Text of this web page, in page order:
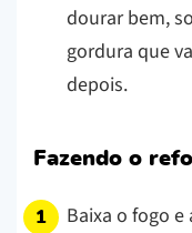
dourar bem,
gordura que
depois.
Fazendo o
Baixa o fogo